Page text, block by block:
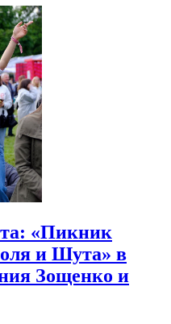
«Пикник
и Шута» в
Зощенко и